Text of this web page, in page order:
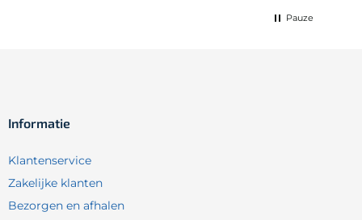
Pauze
Informatie
Klantenservice
Zakelijke klanten
Bezorgen en afhalen